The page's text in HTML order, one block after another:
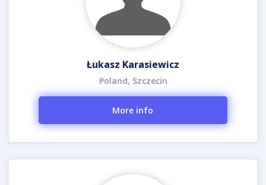
Łukasz Karasiewicz
Poland, Szczecin
More info